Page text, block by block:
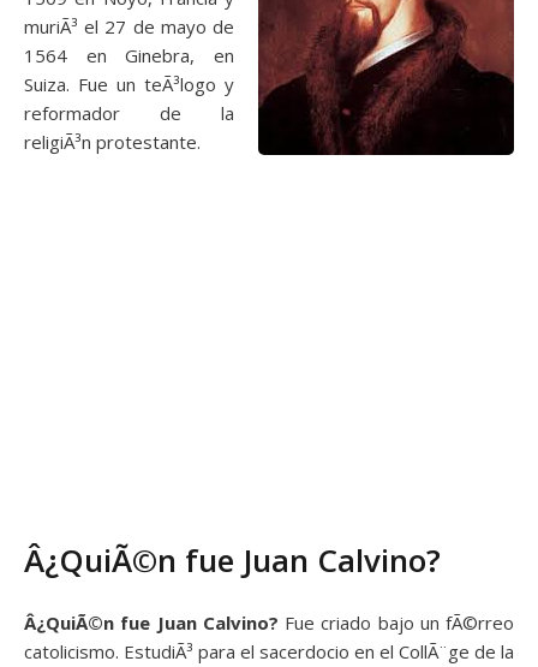
muriÃ³ el 27 de mayo de
1564 en Ginebra, en
Suiza. Fue un teÃ³logo y
reformador de la
religiÃ³n protestante.
Â¿QuiÃ©n fue Juan Calvino?
Â¿QuiÃ©n fue Juan Calvino? Fue criado bajo un fÃ©rreo
catolicismo. EstudiÃ³ para el sacerdocio en el CollÃ¨ge de la